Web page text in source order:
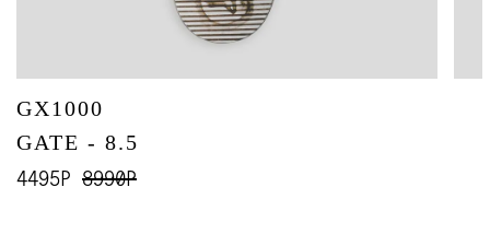
GX1000
GATE - 8.5
4495Р 8990Р